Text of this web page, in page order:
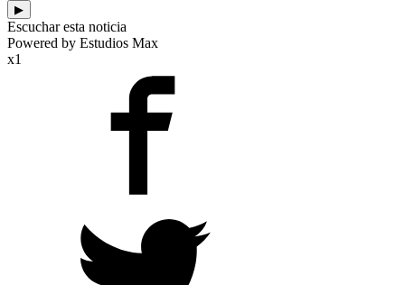
▶
Escuchar esta noticia
Powered by Estudios Max
x1